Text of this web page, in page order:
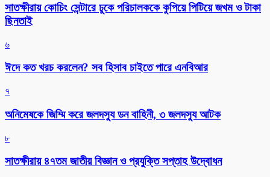
সাতক্ষীরায় কোচিং সেন্টারে ঢুকে পরিচালককে কুপিয়ে পিটিয়ে জখম ও টাকা
ছিনতাই
৬
ঈদে কত খরচ করলেন? সব হিসাব চাইতে পারে এনবিআর
৭
অনিমেষকে জিম্মি করে জলদস্যু ডন বাহিনী, ৩ জলদস্যু আটক
৮
সাতক্ষীরায় ৪৭তম জাতীয় বিজ্ঞান ও প্রযুক্তি সপ্তাহ উদ্বোধন